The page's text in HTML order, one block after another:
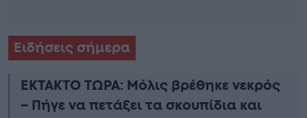
Ειδήσεις σήμερα
ΕΚΤΑΚΤΟ ΤΩΡΑ: Μόλις βρέθηκε νεκρός
– Πήγε να πετάξει τα σκουπίδια και